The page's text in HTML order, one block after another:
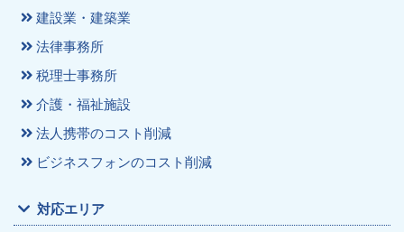
建設業・建築業
法律事務所
税理士事務所
介護・福祉施設
法人携帯のコスト削減
ビジネスフォンのコスト削減
対応エリア